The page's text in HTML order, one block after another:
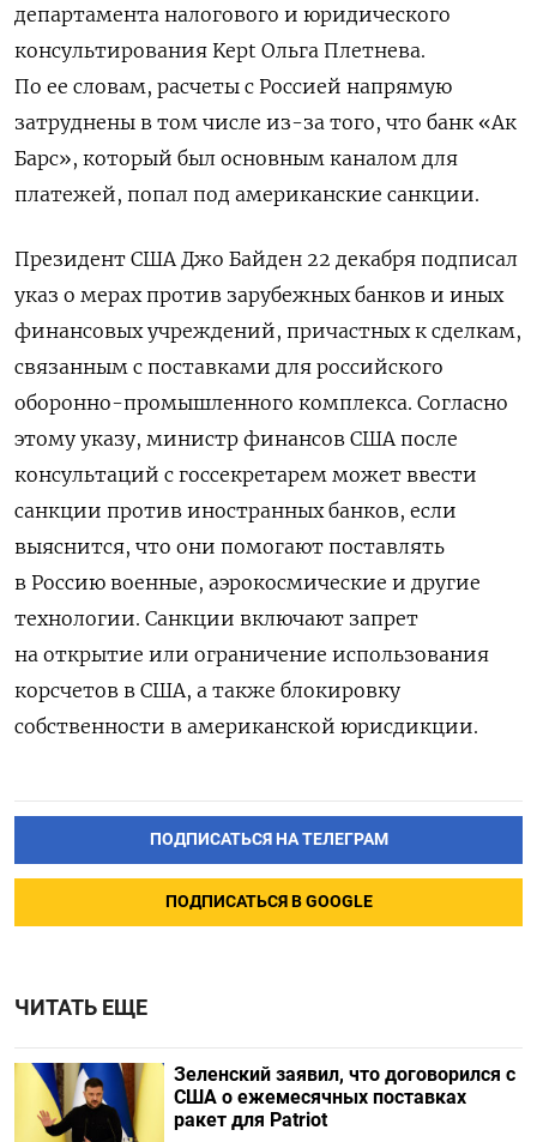
департамента налогового и юридического
консультирования Kept Ольга Плетнева.
По ее словам, расчеты с Россией напрямую
затруднены в том числе из-за того, что банк «Ак
Барс», который был основным каналом для
платежей, попал под американские санкции.
Президент США Джо Байден 22 декабря подписал
указ о мерах против зарубежных банков и иных
финансовых учреждений, причастных к сделкам,
связанным с поставками для российского
оборонно-промышленного комплекса. Согласно
этому указу, министр финансов США после
консультаций с госсекретарем может ввести
санкции против иностранных банков, если
выяснится, что они помогают поставлять
в Россию военные, аэрокосмические и другие
технологии. Санкции включают запрет
на открытие или ограничение использования
корсчетов в США, а также блокировку
собственности в американской юрисдикции.
ПОДПИСАТЬСЯ НА ТЕЛЕГРАМ
ПОДПИСАТЬСЯ В GOOGLE
ЧИТАТЬ ЕЩЕ
Зеленский заявил, что договорился с
США о ежемесячных поставках
ракет для Patriot